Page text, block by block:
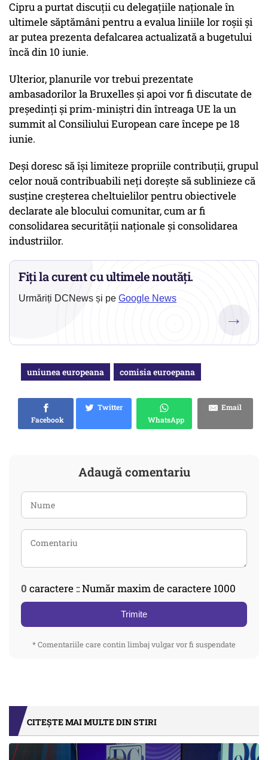
Cipru a purtat discuții cu delegațiile naționale în
ultimele săptămâni pentru a evalua liniile lor roșii și
ar putea prezenta defalcarea actualizată a bugetului
încă din 10 iunie.
Ulterior, planurile vor trebui prezentate
ambasadorilor la Bruxelles și apoi vor fi discutate de
președinți și prim-miniștri din întreaga UE la un
summit al Consiliului European care începe pe 18
iunie.
Deși doresc să își limiteze propriile contribuții, grupul
celor nouă contribuabili neți dorește să sublinieze că
susține creșterea cheltuielilor pentru obiectivele
declarate ale blocului comunitar, cum ar fi
consolidarea securității naționale și consolidarea
industriilor.
Fiți la curent cu ultimele noutăți.
Urmăriți DCNews și pe Google News
→
uniunea europeana comisia euroepana
Facebook
Twitter
WhatsApp
Email
Adaugă comentariu
0 caractere :: Număr maxim de caractere 1000
Trimite
* Comentariile care contin limbaj vulgar vor fi suspendate
CITEȘTE MAI MULTE DIN STIRI